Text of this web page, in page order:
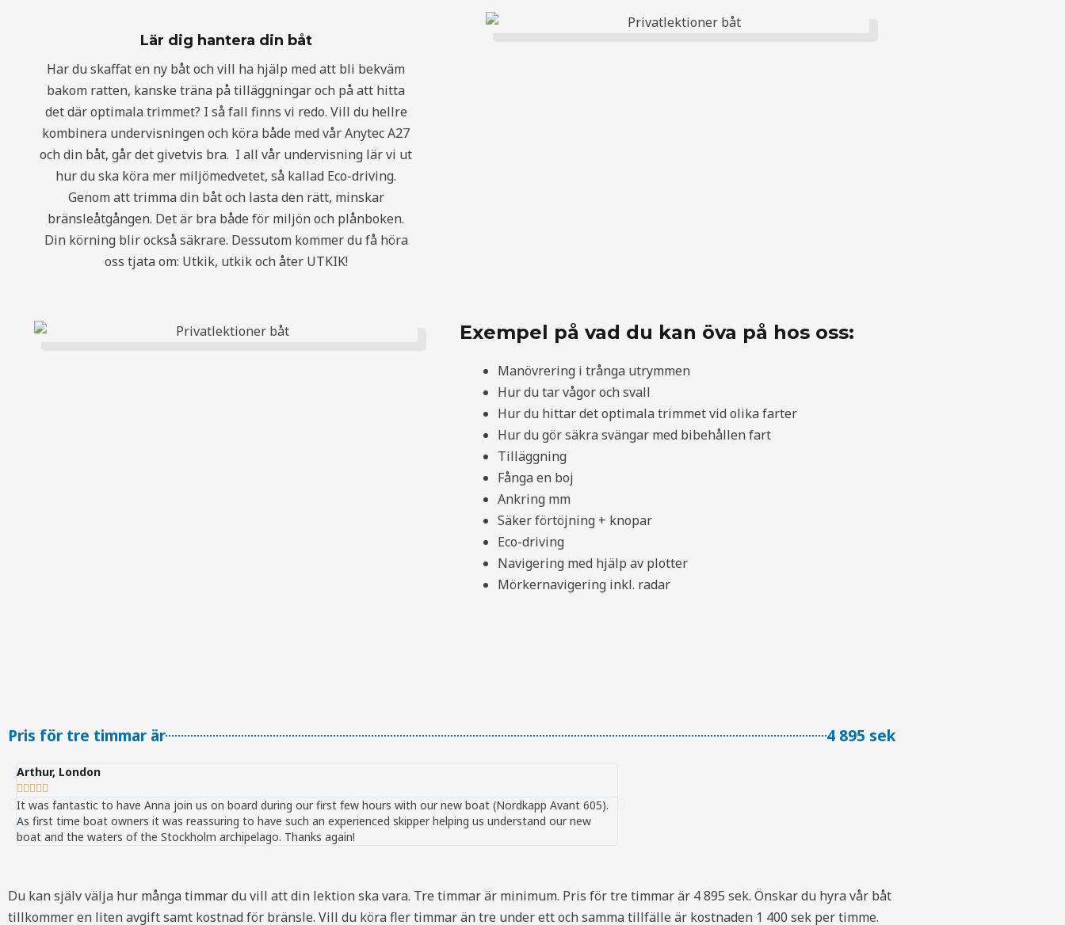
Lär dig hantera din båt
Har du skaffat en ny båt och vill ha hjälp med att bli bekväm
bakom ratten, kanske träna på tilläggningar och på att hitta
det där optimala trimmet? I så fall finns vi redo. Vill du hellre
kombinera undervisningen och köra både med vår Anytec A27
och din båt, går det givetvis bra. I all vår undervisning lär vi ut
hur du ska köra mer miljömedvetet, så kallad Eco-driving.
Genom att trimma din båt och lasta den rätt, minskar
bränsleåtgången. Det är bra både för miljön och plånboken.
Din körning blir också säkrare. Dessutom kommer du få höra
oss tjata om: Utkik, utkik och åter UTKIK!
Exempel på vad du kan öva på hos oss:
Manövrering i trånga utrymmen
Hur du tar vågor och svall
Hur du hittar det optimala trimmet vid olika farter
Hur du gör säkra svängar med bibehållen fart
Tilläggning
Fånga en boj
Ankring mm
Säker förtöjning + knopar
Eco-driving
Navigering med hjälp av plotter
Mörkernavigering inkl. radar
Pris för tre timmar är 4 895 sek
Arthur, London

It was fantastic to have Anna join us on board during our first few hours with our new boat (Nordkapp Avant 605).
As first time boat owners it was reassuring to have such an experienced skipper helping us understand our new
boat and the waters of the Stockholm archipelago. Thanks again!
Du kan själv välja hur många timmar du vill att din lektion ska vara. Tre timmar är minimum. Pris för tre timmar är 4 895 sek. Önskar du hyra vår båt
tillkommer en liten avgift samt kostnad för bränsle. Vill du köra fler timmar än tre under ett och samma tillfälle är kostnaden 1 400 sek per timme.